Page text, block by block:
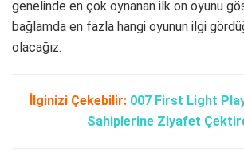
genelinde en çok oynanan ilk on oyunu
bağlamda en fazla hangi oyunun ilgi
olacağız.
İlginizi Çekebilir: 007 First Light
Sahiplerine Ziyafet